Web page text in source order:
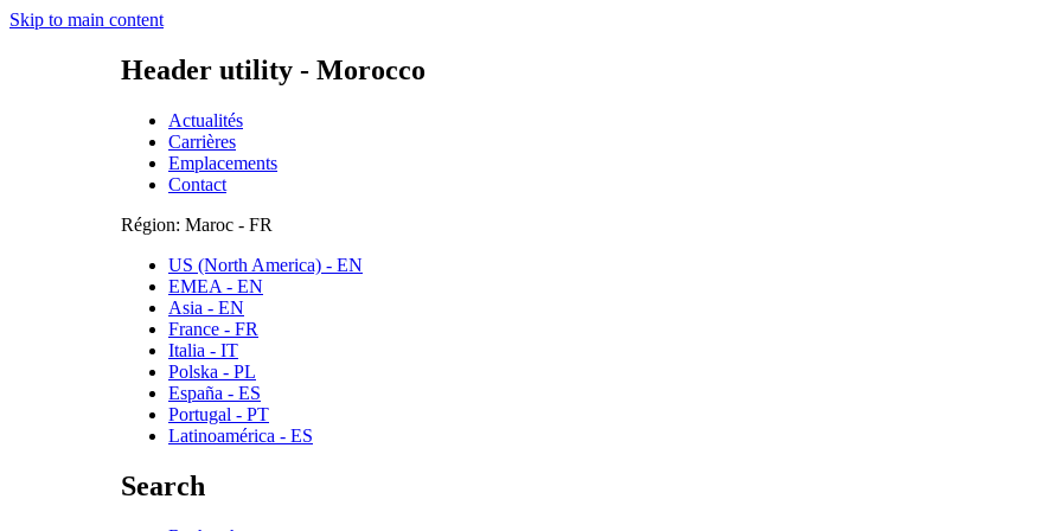
Skip to main content
Header utility - Morocco
Actualités
Carrières
Emplacements
Contact
Région: Maroc - FR
US (North America) - EN
EMEA - EN
Asia - EN
France - FR
Italia - IT
Polska - PL
España - ES
Portugal - PT
Latinoamérica - ES
Search